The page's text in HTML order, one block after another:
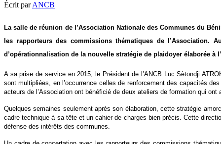
Écrit parANCB
La salle de réunion de l’Association Nationale des Communes du
les rapporteurs des commissions thématiques de l’Association.
d’opérationnalisation de la nouvelle stratégie de plaidoyer élaborée à
A sa prise de service en 2015, le Président de l’ANCB Luc Sètondji
sont multipliées, en l’occurrence celles de renforcement des capacités
acteurs de l’Association ont bénéficié de deux ateliers de formation qui
Quelques semaines seulement après son élaboration, cette stratégie
cadre technique à sa tête et un cahier de charges bien précis. Cette
défense des intérêts des communes.